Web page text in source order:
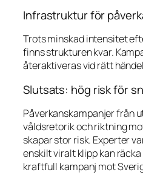
Infrastruktur för
Trots minskad intensitet
finns strukturen kvar.
återaktiveras vid rätt
Slutsats: hög risk för
Påverkanskampanjer från
våldsretorik och riktning
skapar stor risk. Experter
enskilt viralt klipp kan
kraftfull kampanj mot